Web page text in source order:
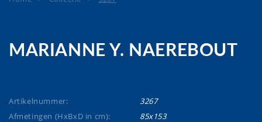
MARIANNE Y. NAEREBOUT
Artikelnummer:
3267
Afmetingen (HxBxD in cm):
85x153